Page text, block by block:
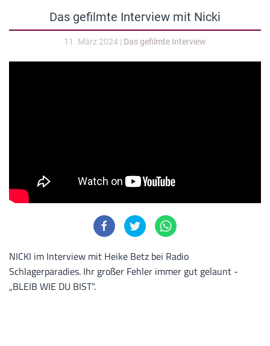
Das gefilmte Interview mit Nicki
11. März 2024 | Das gefilmte Interview
NICKI im Interview mit Heike Betz bei Radio
Schlagerparadies. Ihr großer Fehler immer gut gelaunt -
„BLEIB WIE DU BIST“.